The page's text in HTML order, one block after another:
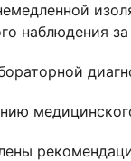
наблюдения